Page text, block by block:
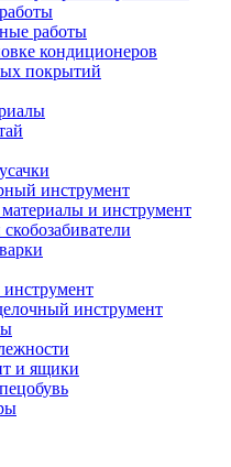
работы
кондиционеров
покрытий
инструмент
и инструмент
инструмент
и ящики